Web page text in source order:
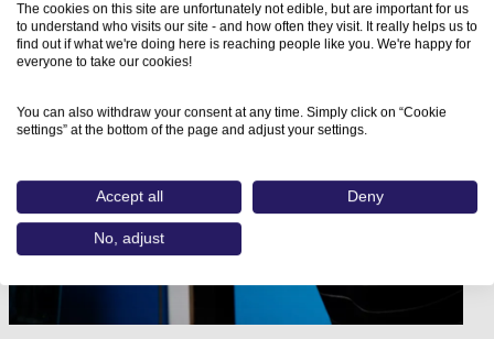
The cookies on this site are unfortunately not edible, but are important for us
to understand who visits our site - and how often they visit. It really helps us to
find out if what we're doing here is reaching people like you. We're happy for
everyone to take our cookies!
You can also withdraw your consent at any time. Simply click on “Cookie
settings” at the bottom of the page and adjust your settings.
Accept all Deny
No, adjust